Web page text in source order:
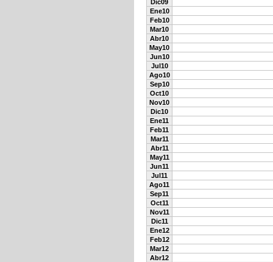
Dic09
Ene10
Feb10
Mar10
Abr10
May10
Jun10
Jul10
Ago10
Sep10
Oct10
Nov10
Dic10
Ene11
Feb11
Mar11
Abr11
May11
Jun11
Jul11
Ago11
Sep11
Oct11
Nov11
Dic11
Ene12
Feb12
Mar12
Abr12